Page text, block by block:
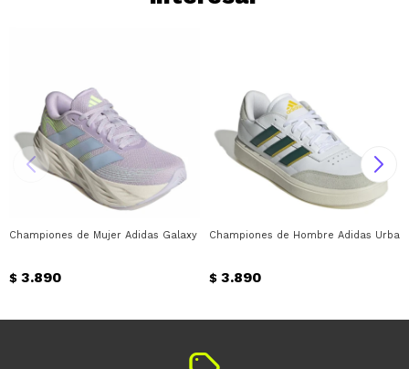
Championes de Mujer Adidas Galaxy 8 W Adidas - Rosado
$ 3.890
Championes de Hombre Adidas
$ 3.890